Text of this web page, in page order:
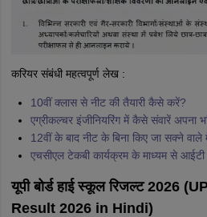
करियर संबंधी महत्वपूर्ण लेख :
10वीं क्लास से नीट की तैयारी कैसे करें?
एग्रीकल्चर इंजीनियरिंग में कैसे संवारें अपना
12वीं के बाद नीट के बिना किए जा सक्ने वाले
एचसीएल टेकबी कार्यक्रम के माध्यम से आईटी
यूपी बोर्ड हाई स्कूल रिजल्ट 2026
Result 2026 in Hindi)